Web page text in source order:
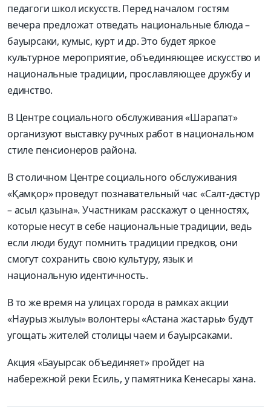
педагоги школ искусств. Перед началом гостям
вечера предложат отведать национальные блюда –
бауырсаки, кумыс, курт и др. Это будет яркое
культурное мероприятие, объединяющее искусство и
национальные традиции, прославляющее дружбу и
единство.
В Центре социального обслуживания «Шарапат»
организуют выставку ручных работ в национальном
стиле пенсионеров района.
В столичном Центре социального обслуживания
«Қамқор» проведут познавательный час «Салт-дәстүр
– асыл қазына». Участникам расскажут о ценностях,
которые несут в себе национальные традиции, ведь
если люди будут помнить традиции предков, они
смогут сохранить свою культуру, язык и
национальную идентичность.
В то же время на улицах города в рамках акции
«Наурыз жылуы» волонтеры «Астана жастары» будут
угощать жителей столицы чаем и бауырсаками.
Акция «Бауырсак объединяет» пройдет на
набережной реки Есиль, у памятника Кенесары хана.